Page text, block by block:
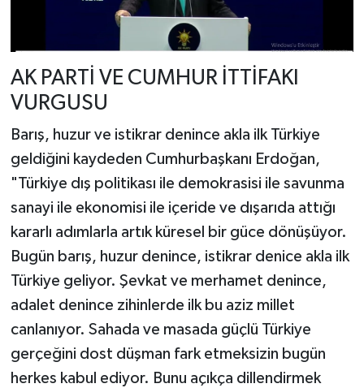
AK PARTİ VE CUMHUR İTTİFAKI
VURGUSU
Barış, huzur ve istikrar denince akla ilk Türkiye
geldiğini kaydeden Cumhurbaşkanı Erdoğan,
"Türkiye dış politikası ile demokrasisi ile savunma
sanayi ile ekonomisi ile içeride ve dışarıda attığı
kararlı adımlarla artık küresel bir güce dönüşüyor.
Bugün barış, huzur denince, istikrar denice akla ilk
Türkiye geliyor. Şevkat ve merhamet denince,
adalet denince zihinlerde ilk bu aziz millet
canlanıyor. Sahada ve masada güçlü Türkiye
gerçeğini dost düşman fark etmeksizin bugün
herkes kabul ediyor. Bunu açıkça dillendirmek